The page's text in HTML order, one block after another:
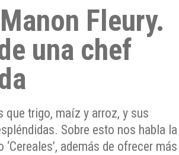
Fleury.
una chef
que trigo, maíz y arroz, y sus
Sobre esto nos habla la
además de ofrecer más